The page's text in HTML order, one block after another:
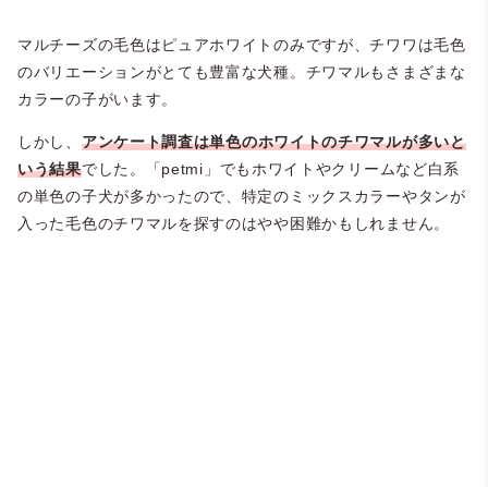
マルチーズの毛色はピュアホワイトのみですが、チワワは毛色
のバリエーションがとても豊富な犬種。チワマルもさまざまな
カラーの子がいます。
しかし、 アンケート調査は単色のホワイトのチワマルが多いと
いう結果でした。「petmi」でもホワイトやクリームなど白系
の単色の子犬が多かったので、特定のミックスカラーやタンが
入った毛色のチワマルを探すのはやや困難かもしれません。